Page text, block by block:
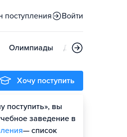
поступления Войти
Олимпиады Дни открытых
Хочу поступить
поступить», вы
заведение в
— список